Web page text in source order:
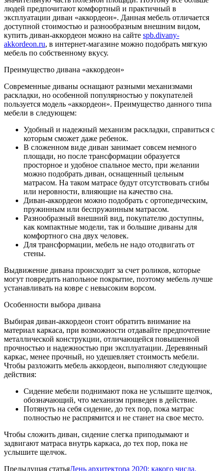
людей предпочитают комфортный и практичный в
эксплуатации диван «аккордеон». Данная мебель отличается
доступной стоимостью и разнообразным внешним видом,
купить диван-аккордеон можно на сайте spb.divany-
akkordeon.ru, в интернет-магазине можно подобрать мягкую
мебель по собственному вкусу.
Преимущество дивана «аккордеон»
Современные диваны оснащают разными механизмами
раскладки, но особенной популярностью у покупателей
пользуется модель «аккордеон». Преимущество данного типа
мебели в следующем:
Удобный и надежный механизм раскладки, справиться с
которым сможет даже ребенок.
В сложенном виде диван занимает совсем немного
площади, но после трансформации образуется
просторное и удобное спальное место, при желании
можно подобрать диван, оснащенный цельным
матрасом. На таком матрасе будут отсутствовать сгибы
или неровности, влияющие на качество сна.
Диван-аккордеон можно подобрать с ортопедическим,
пружинным или беспружинным матрасом.
Разнообразный внешний вид, покупателю доступны,
как компактные модели, так и большие диваны для
комфортного сна двух человек.
Для трансформации, мебель не надо отодвигать от
стены.
Выдвижение дивана происходит за счет роликов, которые
могут повредить напольное покрытие, поэтому мебель лучше
устанавливать на ковре с невысоким ворсом.
Особенности выбора дивана
Выбирая диван-аккордеон стоит обратить внимание на
материал каркаса, при возможности отдавайте предпочтение
металлической конструкции, отличающейся повышенной
прочностью и надежностью при эксплуатации. Деревянный
каркас, менее прочный, но удешевляет стоимость мебели.
Чтобы разложить мебель аккордеон, выполняют следующие
действия:
Сидение мебели поднимают пока не услышите щелчок,
обозначающий, что механизм приведен в действие.
Потянуть на себя сидение, до тех пор, пока матрас
полностью не распрямится и не станет на свое место.
Чтобы сложить диван, сидение слегка приподымают и
задвигают матраса внутрь каркаса, до тех пор, пока не
услышите щелчок.
Предыдущая статьяДень архитектора 2020: какого числа,